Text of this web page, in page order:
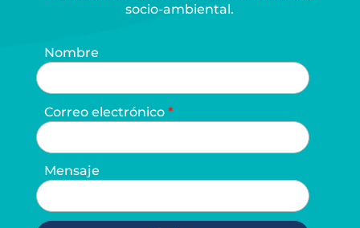
socio-ambiental.
Nombre
Correo electrónico
Mensaje